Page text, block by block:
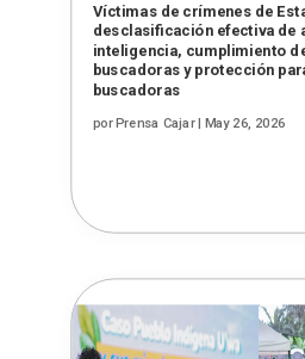
Víctimas de crímenes de
desclasificación efectiva de
inteligencia, cumplimiento
buscadoras y protección
buscadoras
porPrensa Cajar| May 26, 2026